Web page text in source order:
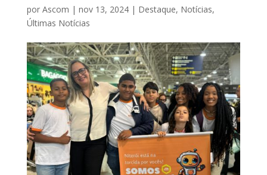
por Ascom | nov 13, 2024| Destaque, Notícias,
Últimas Notícias